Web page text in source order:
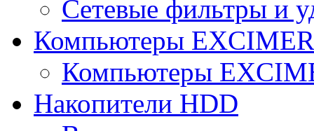
Сетевые фильтры и
Компьютеры
Компьютеры
Накопители HDD